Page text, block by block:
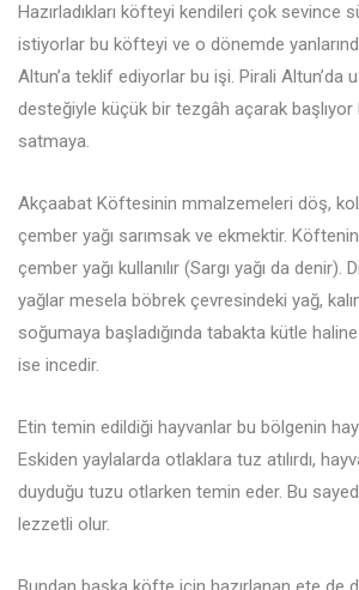
Hazırladıkları köfteyi kendileri çok sevince
istiyorlar bu köfteyi ve o dönemde
Altun’a teklif ediyorlar bu işi. Pirali Altun’da
desteğiyle küçük bir tezgâh açarak başlıyor
satmaya.
Akçaabat Köftesinin mmalzemeleri döş,
çember yağı sarımsak ve ekmektir.
çember yağı kullanılır (Sargı yağı da denir).
yağlar mesela böbrek çevresindeki yağ,
soğumaya başladığında tabakta kütle
ise incedir.
Etin temin edildiği hayvanlar bu bölgenin
Eskiden yaylalarda otlaklara tuz atılırdı,
duyduğu tuzu otlarken temin eder. Bu
lezzetli olur.